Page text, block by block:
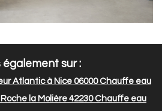
sur :
Atlantic à Nice 06000Chauffe eau
la Molière 42230Chauffe eau